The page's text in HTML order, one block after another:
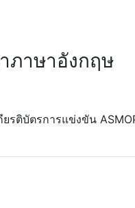
ภาษาอังกฤษ
ติบัตรการแข่งขัน